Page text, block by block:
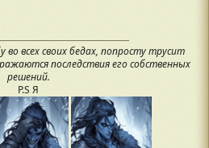
во всех своих бедах, попросту трусит
последствия его собственных
решений.
P.S Я